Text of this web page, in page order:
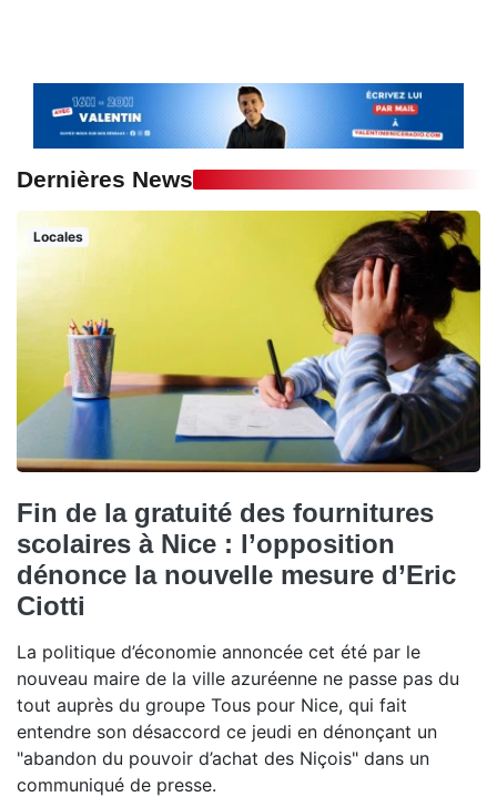
Dernières News
Locales
Fin de la gratuité des fournitures
scolaires à Nice : l’opposition
dénonce la nouvelle mesure d’Eric
Ciotti
La politique d’économie annoncée cet été par le
nouveau maire de la ville azuréenne ne passe pas du
tout auprès du groupe Tous pour Nice, qui fait
entendre son désaccord ce jeudi en dénonçant un
"abandon du pouvoir d’achat des Niçois" dans un
communiqué de presse.